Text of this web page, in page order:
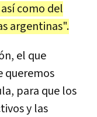
como del
argentinas".
el que
queremos
para que los
y las